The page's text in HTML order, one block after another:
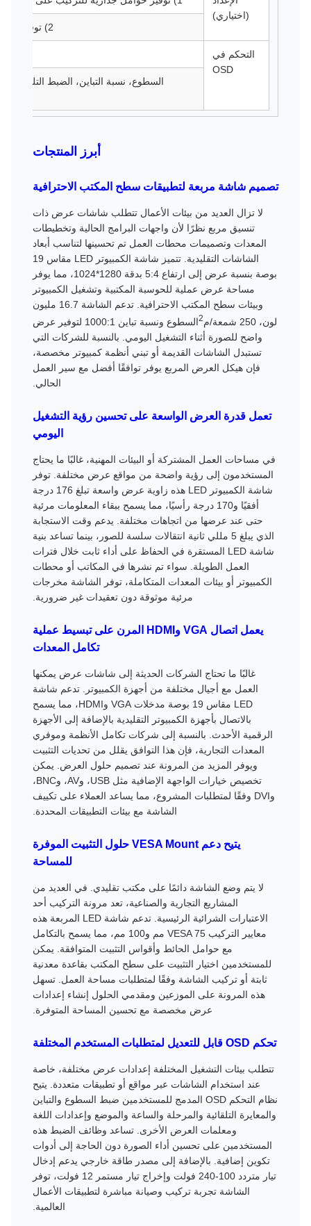
(اختياري)
2) توفير قاعدة عقلية مستقرة لدعم الشاشة
التحكم في
OSD
السطوع، نسبة التباين، الضبط التلقائي،
أبرز المنتجات
تصميم شاشة مربعة لتطبيقات سطح المكتب الاحترافية
لا تزال العديد من بيئات الأعمال تتطلب شاشات عرض ذات
تنسيق مربع نظرًا لأن واجهات البرامج الحالية وتخطيطات
المعدات وتصميمات محطات العمل تم تحسينها لتناسب أبعاد
الشاشات التقليدية. تتميز شاشة الكمبيوتر LED مقاس 19
بوصة بنسبة عرض إلى ارتفاع 5:4 بدقة 1280*1024، مما يوفر
مساحة عرض عملية للحوسبة المكتبية وتشغيل الكمبيوتر
وبيئات سطح المكتب الاحترافية. تدعم الشاشة 16.7 مليون
لون، 250 شمعة/م
2
السطوع ونسبة تباين 1000:1 لتوفير عرض
واضح للصورة أثناء التشغيل اليومي. بالنسبة للشركات التي
تستبدل الشاشات القديمة أو تبني أنظمة كمبيوتر مخصصة،
فإن هيكل العرض المربع يوفر توافقًا أفضل مع سير العمل
الحالي.
تعمل قدرة العرض الواسعة على تحسين رؤية التشغيل
اليومي
في مساحات العمل المشتركة أو البيئات المهنية، غالبًا ما يحتاج
المستخدمون إلى رؤية واضحة من مواقع عرض مختلفة. توفر
شاشة الكمبيوتر LED هذه زاوية عرض واسعة تبلغ 176 درجة
أفقيًا و170 درجة رأسيًا، مما يسمح ببقاء المعلومات مرئية
حتى عند عرضها من اتجاهات مختلفة. يدعم وقت الاستجابة
الذي يبلغ 5 مللي ثانية انتقالات سلسة للصور، بينما تساعد بنية
شاشة LED المستقرة في الحفاظ على أداء ثابت خلال فترات
العمل الطويلة. سواء تم نشرها في المكاتب أو محطات
الكمبيوتر أو بيئات المعدات المتكاملة، توفر الشاشة مخرجات
مرئية موثوقة دون تعقيدات غير ضرورية.
يعمل اتصال VGA وHDMI المرن على تبسيط عملية
تكامل المعدات
غالبًا ما تحتاج الشركات الحديثة إلى شاشات عرض يمكنها
العمل مع أجيال مختلفة من أجهزة الكمبيوتر. تدعم شاشة
LED مقاس 19 بوصة مدخلات VGA وHDMI، مما يسمح
بالاتصال بأجهزة الكمبيوتر التقليدية بالإضافة إلى الأجهزة
الرقمية الأحدث. بالنسبة إلى شركات تكامل الأنظمة وموفري
المعدات التجارية، فإن هذا التوافق يقلل من تحديات التثبيت
ويوفر المزيد من المرونة عند تصميم حلول العرض. يمكن
تخصيص خيارات الواجهة الإضافية مثل USB، وAV، وBNC،
وDVI وفقًا لمتطلبات المشروع، مما يساعد العملاء على تكييف
الشاشة مع بيئات التطبيقات المحددة.
يتيح دعم VESA Mount حلول التثبيت الموفرة
للمساحة
لا يتم وضع الشاشة دائمًا على مكتب تقليدي. في العديد من
المشاريع التجارية والصناعية، تعد مرونة التركيب أحد
الاعتبارات الشرائية الرئيسية. تدعم شاشة LED المربعة هذه
معايير التركيب VESA 75 مم و100 مم، مما يسمح بالتكامل
مع حوامل الحائط وأقواس التثبيت المتوافقة. يمكن
للمستخدمين اختيار التثبيت على سطح المكتب بقاعدة معدنية
ثابتة أو تركيب الشاشة وفقًا لمتطلبات مساحة العمل. تسهل
هذه المرونة على الموزعين ومقدمي الحلول إنشاء إعدادات
عرض مخصصة مع تحسين المساحة المتوفرة.
تحكم OSD قابل للتعديل لمتطلبات المستخدم المختلفة
تتطلب بيئات التشغيل المختلفة إعدادات عرض مختلفة، خاصة
عند استخدام الشاشات عبر مواقع أو تطبيقات متعددة. يتيح
نظام التحكم OSD المدمج للمستخدمين ضبط السطوع والتباين
والمعايرة التلقائية والمرحلة والساعة والموضع وإعدادات اللغة
ومعلمات العرض الأخرى. تساعد وظائف الضبط هذه
المستخدمين على تحسين أداء الصورة دون الحاجة إلى أدوات
تكوين إضافية. بالإضافة إلى مصدر طاقة خارجي يدعم إدخال
تيار متردد 100-240 فولت وإخراج تيار مستمر 12 فولت، توفر
الشاشة تجربة تركيب وصيانة مباشرة لتطبيقات الأعمال
العالمية.